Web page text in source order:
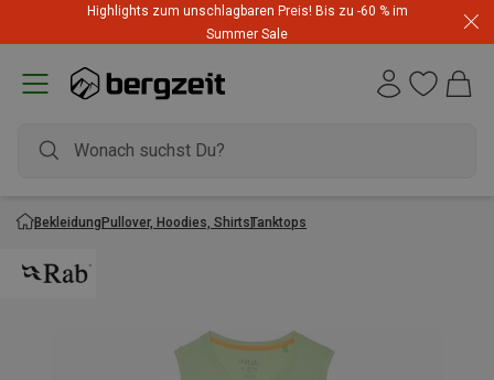
Highlights zum unschlagbaren Preis! Bis zu -60 % im
Summer Sale
BekleidungPullover, Hoodies, ShirtsTanktops